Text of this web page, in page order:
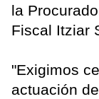
la
Fiscal Itziar
"Exigimos
actuación